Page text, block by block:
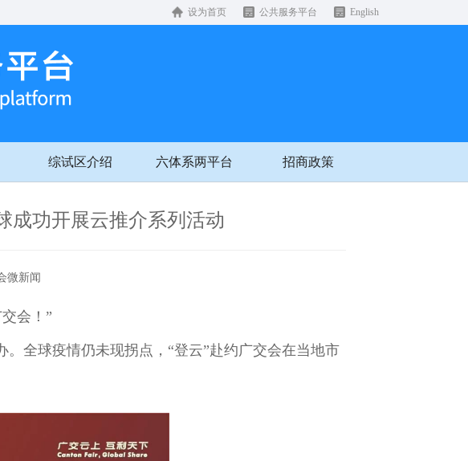
设为首页 公共服务平台 English
综试区介绍 六体系两平台 招商政策
功开展云推介系列活动
新闻
会！”
全球疫情仍未现拐点，“登云”赴约广交会在当地市